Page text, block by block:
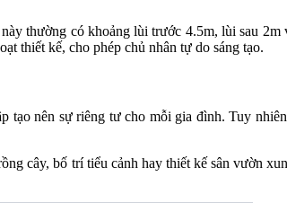
thường có khoảng lùi trước 4.5m, lùi sau
thiết kế, cho phép chủ nhân tự do sáng tạo.
nên sự riêng tư cho mỗi gia đình. Tuy
cây, bố trí tiểu cảnh hay thiết kế sân vườn